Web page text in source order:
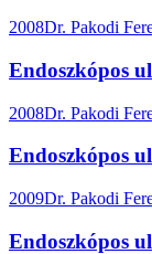
2008Dr. Pakodi
Endoszkópos
2008Dr. Pakodi
Endoszkópos
2009Dr. Pakodi
Endoszkópos